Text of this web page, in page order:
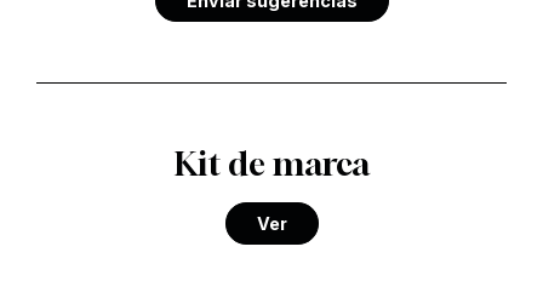
Kit de marca
Ver